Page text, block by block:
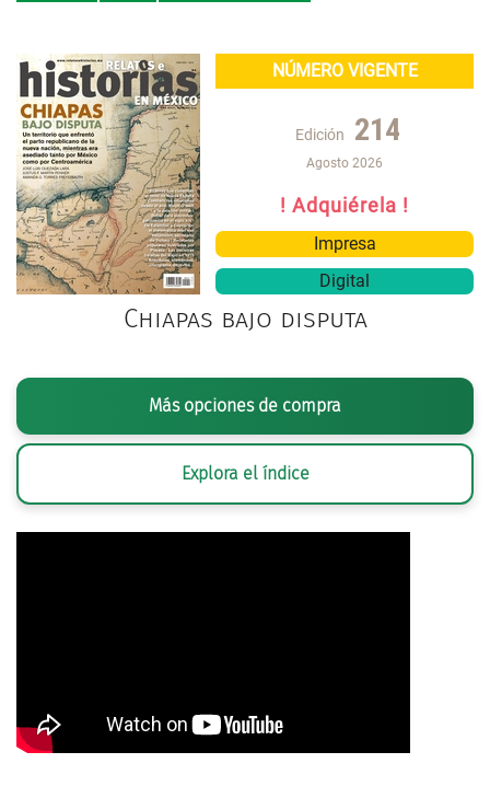
NÚMERO VIGENTE
Edición 214
Agosto 2026
! Adquiérela !
Impresa
Digital
Chiapas bajo disputa
Más opciones de compra
Explora el índice